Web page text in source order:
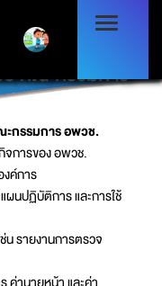
คณะกรรมการ
กรรมการ อพวช.
จการของ อพวช.
ค์การ
นปฏิบัติการ และการใช้
รายงานการตรวจ